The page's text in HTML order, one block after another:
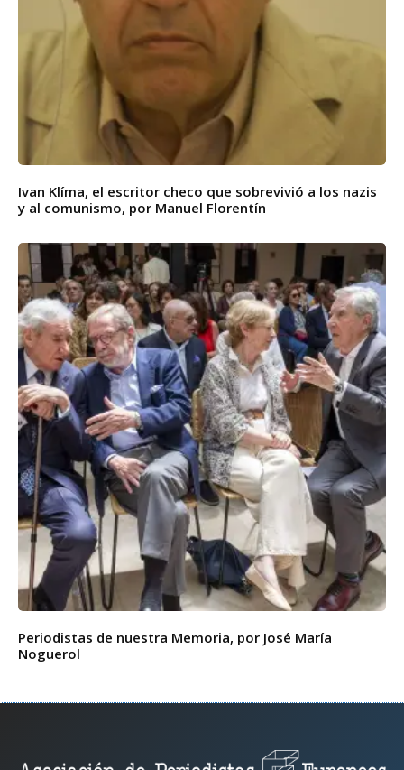
Ivan Klíma, el escritor checo que sobrevivió a los nazis
y al comunismo, por Manuel Florentín
Periodistas de nuestra Memoria, por José María
Noguerol